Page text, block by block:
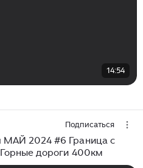
14:54
Подписаться
МАЙ 2024 #6 Граница с
дороги 400км